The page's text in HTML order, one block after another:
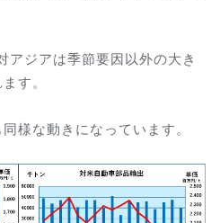
アジアは季節要因以外の大き
す。
様な動きになっています。